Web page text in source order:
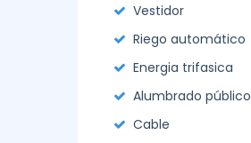
Vestidor
Riego automático
Energia trifasica
Alumbrado público
Cable